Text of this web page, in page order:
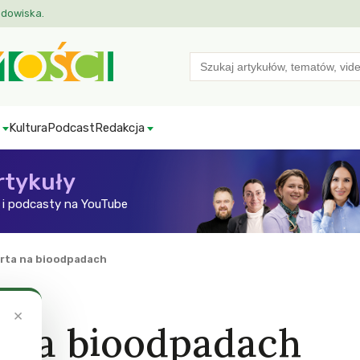
Search
for:
KulturaPodcastRedakcja
podcasty na YouTube
na bioodpadach
bioodpadach
×